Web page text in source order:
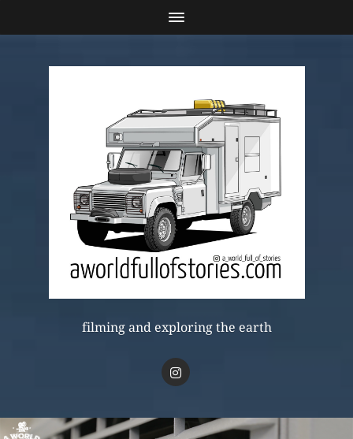
filming and exploring the earth